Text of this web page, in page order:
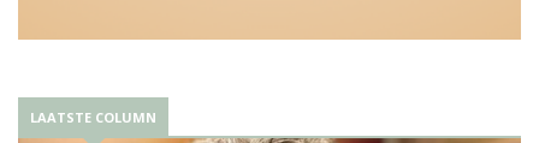
LAATSTE COLUMN